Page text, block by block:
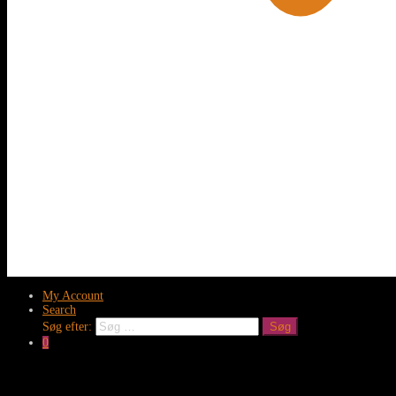
My Account
Search
Søg efter:
Søg
0